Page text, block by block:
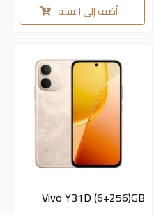
أضف إلى السلة
Vivo Y31D (6+256)GB